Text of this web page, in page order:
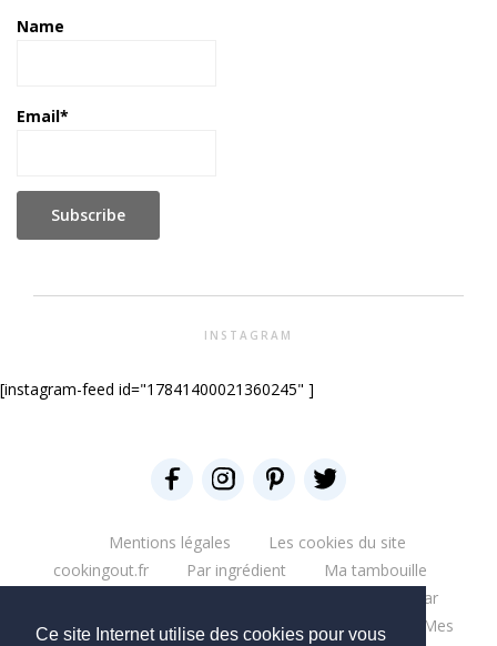
Ce site Internet utilise des cookies pour vous
Name
Email*
INSTAGRAM
[instagram-feed id="17841400021360245" ]
Mentions légales
Les cookies du site
cookingout.fr
Par ingrédient
Ma tambouille
Par
ingrédient
Mes aventures Bonne table
Mes